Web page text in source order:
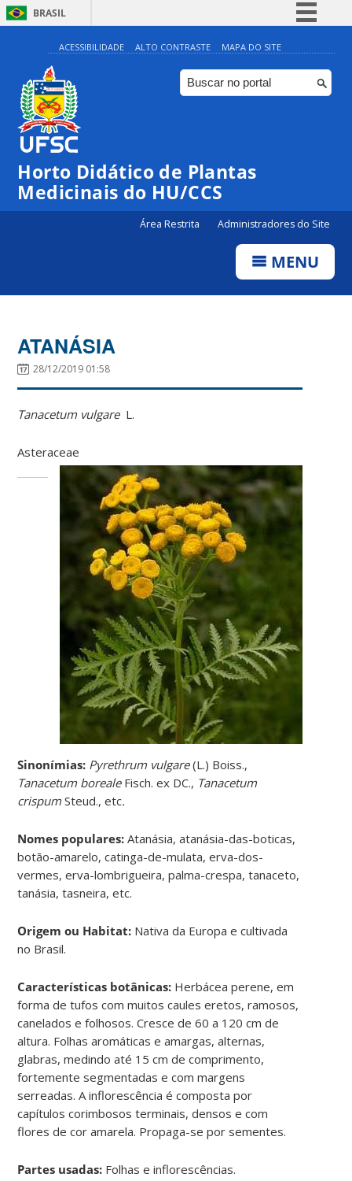
BRASIL
Simplifique!
Comunica BR
Participe
Canais
ACESSIBILIDADE ALTO CONTRASTE MAPA DO SITE
Horto Didático de Plantas
Medicinais do HU/CCS
Área Restrita Administradores do Site
MENU
ATANÁSIA
28/12/2019 01:58
Tanacetum vulgare L.
Asteraceae
Sinonímias: Pyrethrum vulgare(L.) Boiss.,
Tanacetum borealeFisch. ex DC., Tanacetum
crispum Steud., etc.
Nomes populares:Atanásia, atanásia-das-boticas,
botão-amarelo, catinga-de-mulata, erva-dos-
vermes, erva-lombrigueira, palma-crespa, tanaceto,
tanásia, tasneira, etc.
Origem ou Habitat: Nativa da Europa e cultivada
no Brasil.
Características botânicas: Herbácea perene, em
forma de tufos com muitos caules eretos, ramosos,
canelados e folhosos. Cresce de 60 a 120 cm de
altura. Folhas aromáticas e amargas, alternas,
glabras, medindo até 15 cm de comprimento,
fortemente segmentadas e com margens
serreadas. A inflorescência é composta por
capítulos corimbosos terminais, densos e com
flores de cor amarela. Propaga-se por sementes.
Partes usadas: Folhas e inflorescências.